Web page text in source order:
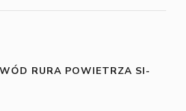
RURA POWIETRZA SI-